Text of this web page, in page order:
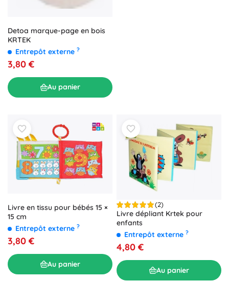
Detoa marque-page en bois
KRTEK
Entrepôt externe ?
3,80 €
Au panier
Livre en tissu pour bébés 15 ×
15 cm
Entrepôt externe ?
3,80 €
Au panier
(2)
Livre dépliant Krtek pour
enfants
Entrepôt externe ?
4,80 €
Au panier